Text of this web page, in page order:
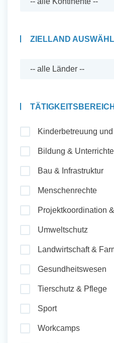
ZIELLAND
Kinderbetreuung
Bildung &
Bau & Infrastruktur
Menschenrechte
Projektkoordination
Umweltschutz
Landwirtschaft &
Gesundheitswesen
Tierschutz & Pflege
Sport
Workcamps